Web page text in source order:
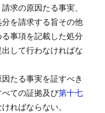
求の原因たる事実、
を請求する旨その他
事項を記載した処分
して行わなければな
たる事実を証すべき
ての証拠及び第十七
ればならない。